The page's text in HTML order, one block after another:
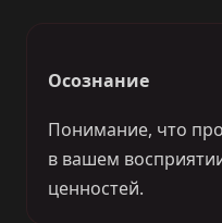
Осознание
Понимание, что
в вашем
ценностей.